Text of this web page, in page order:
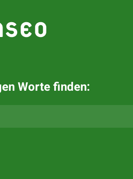
Worte finden: